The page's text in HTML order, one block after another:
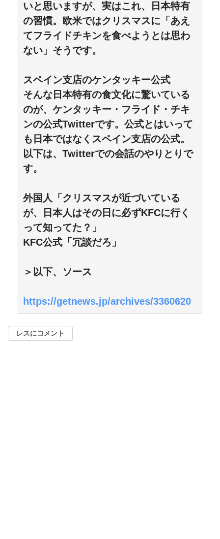
いと思いますが、実はこれ、日本特有
の習慣。欧米ではクリスマスに「あえ
てフライドチキンを食べようとは思わ
ない」そうです。
スペイン支店のケンタッキー公式
そんな日本特有の食文化に驚いている
のが、ケンタッキー・フライド・チキ
ンの公式Twitterです。公式とはいって
も日本ではなくスペイン支店の公式。
以下は、Twitterでの会話のやりとりで
す。
外国人「クリスマスが近づいている
が、日本人はその日に必ずKFCに行く
って知ってた？」
KFC公式「冗談だろ」
＞以下、ソース
https://getnews.jp/archives/3360620
レスにコメント